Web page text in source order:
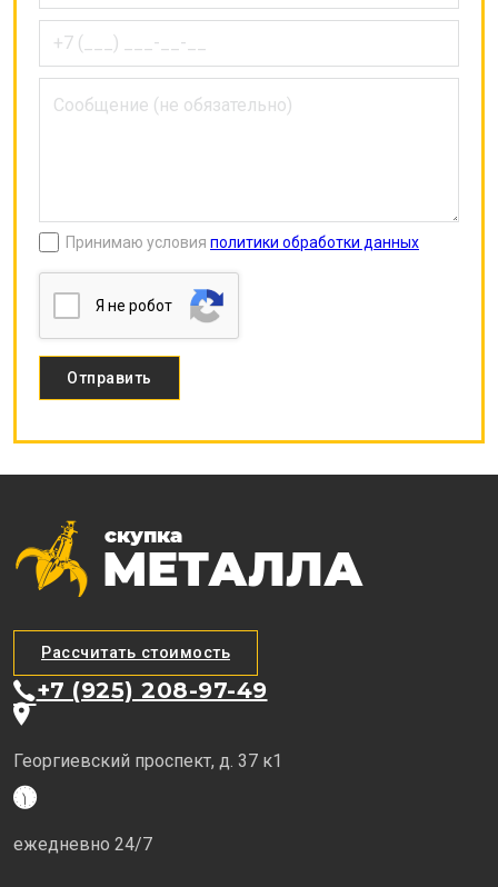
Принимаю условия политики обработки данных
Я нe poбoт
Рассчитать стоимость
+7 (925) 208-97-49
Георгиевский проспект, д. 37 к1
ежедневно 24/7